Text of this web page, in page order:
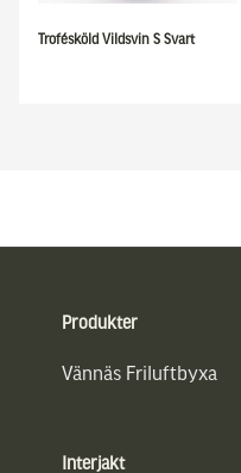
Trofésköld Vildsvin S Svart
Produkter
Vännäs Friluftbyxa
Interjakt